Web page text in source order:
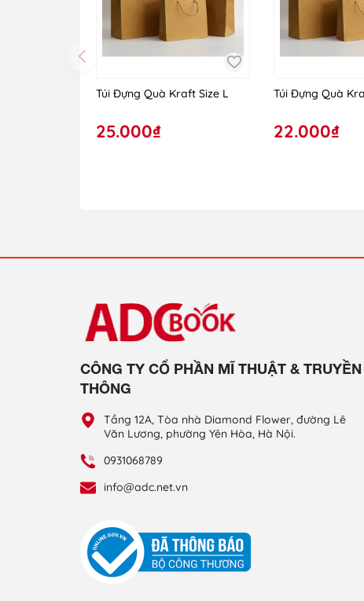
Túi Đựng Quà Kraft Size L
25.000₫
Túi Đựng Quà
22.000₫
CÔNG TY CỔ PHẦN MĨ THUẬT & TRUYỀN
THÔNG
Tầng 12A, Tòa nhà Diamond Flower, đường Lê
Văn Lương, phường Yên Hòa, Hà Nội.
0931068789
info@adc.net.vn